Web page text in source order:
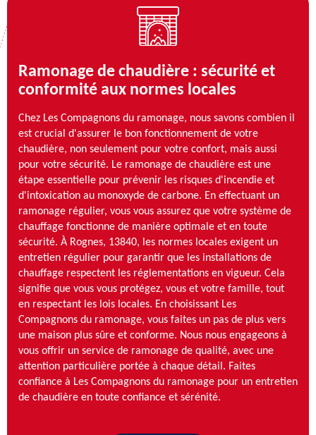
Ramonage de chaudière : sécurité et
conformité aux normes locales
Chez Les Compagnons du ramonage, nous savons combien il
est crucial d'assurer le bon fonctionnement de votre
chaudière, non seulement pour votre confort, mais aussi
pour votre sécurité. Le ramonage de chaudière est une
étape essentielle pour prévenir les risques d'incendie et
d'intoxication au monoxyde de carbone. En effectuant un
ramonage régulier, vous vous assurez que votre système de
chauffage fonctionne de manière optimale et en toute
sécurité. À Rognes, 13840, les normes locales exigent un
entretien régulier pour garantir que les installations de
chauffage respectent les réglementations en vigueur. Cela
signifie que vous vous protégez, vous et votre famille, tout
en respectant les lois locales. En choisissant Les
Compagnons du ramonage, vous faites un pas de plus vers
une maison plus sûre et conforme. Nous nous engageons à
vous offrir un service de ramonage de qualité, avec une
attention particulière portée à chaque détail. Faites
confiance à Les Compagnons du ramonage pour un entretien
de chaudière en toute confiance et sérénité.